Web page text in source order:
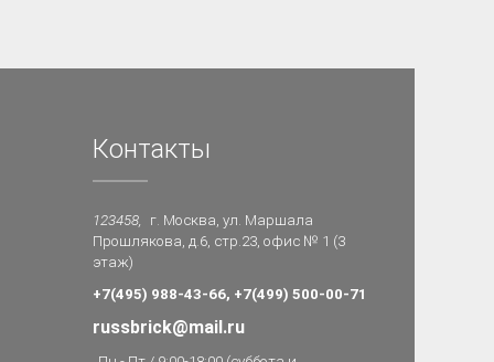
Контакты
123458, г. Москва, ул. Маршала
Прошлякова, д.6, стр.23, офис № 1 (3
этаж)
+7(495) 988-43-66, +7(499) 500-00-71
russbrick@mail.ru